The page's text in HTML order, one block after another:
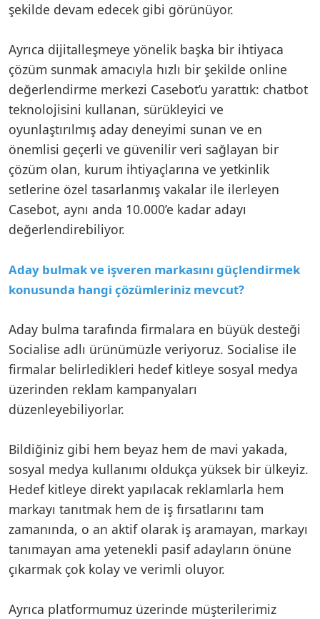
şekilde devam edecek gibi görünüyor.
Ayrıca dijitalleşmeye yönelik başka bir ihtiyaca
çözüm sunmak amacıyla hızlı bir şekilde online
değerlendirme merkezi Casebot’u yarattık: chatbot
teknolojisini kullanan, sürükleyici ve
oyunlaştırılmış aday deneyimi sunan ve en
önemlisi geçerli ve güvenilir veri sağlayan bir
çözüm olan, kurum ihtiyaçlarına ve yetkinlik
setlerine özel tasarlanmış vakalar ile ilerleyen
Casebot, aynı anda 10.000’e kadar adayı
değerlendirebiliyor.
Aday bulmak ve işveren markasını güçlendirmek
konusunda hangi çözümleriniz mevcut?
Aday bulma tarafında firmalara en büyük desteği
Socialise adlı ürünümüzle veriyoruz. Socialise ile
firmalar belirledikleri hedef kitleye sosyal medya
üzerinden reklam kampanyaları
düzenleyebiliyorlar.
Bildiğiniz gibi hem beyaz hem de mavi yakada,
sosyal medya kullanımı oldukça yüksek bir ülkeyiz.
Hedef kitleye direkt yapılacak reklamlarla hem
markayı tanıtmak hem de iş fırsatlarını tam
zamanında, o an aktif olarak iş aramayan, markayı
tanımayan ama yetenekli pasif adayların önüne
çıkarmak çok kolay ve verimli oluyor.
Ayrıca platformumuz üzerinde müşterilerimiz